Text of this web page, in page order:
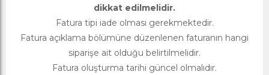
dikkat edilmelidir.
Fatura tipi iade olması gerekmektedir.
Fatura açıklama bölümüne düzenlenen faturanın hangi
siparişe ait olduğu belirtilmelidir.
Fatura oluşturma tarihi güncel olmalıdır.